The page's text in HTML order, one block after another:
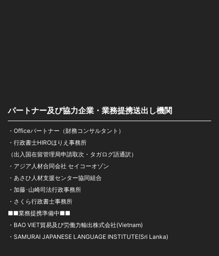
パートナー及び協力企業・業務提携送出し機関
・Officeパートナー（財務コンサルタント）
・行政書士HIROほりえ事務所
（出入国在留管理局申請取次・タガログ語通訳）
・アジア人材合同会社 セイコーオゾン
・あさひ人材支援センター協同組合
・加藤･山崎司法行政事務所
・さくら行政書士事務所
■■業務提携準備中■■
・BAO VIET貿易及び労働力輸出株式会社(Vietnam)
・SAMURAI JAPANESE LANGUAGE INSTITUTE(Sri Lanka)